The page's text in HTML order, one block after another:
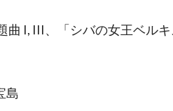
I, III、「シバの女王ベルキ
島